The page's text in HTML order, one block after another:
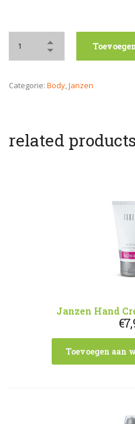
Categorie: Body,Janzen
related products
Janzen Hand
€
Toevoegen aan